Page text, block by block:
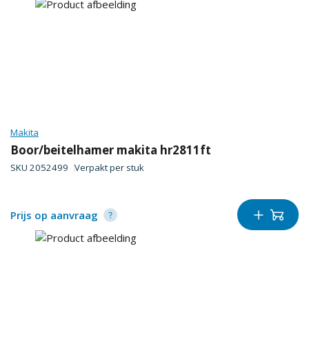
Makita
Boor/beitelhamer makita hr2811ft
SKU 2052499 Verpakt per stuk
Prijs op aanvraag